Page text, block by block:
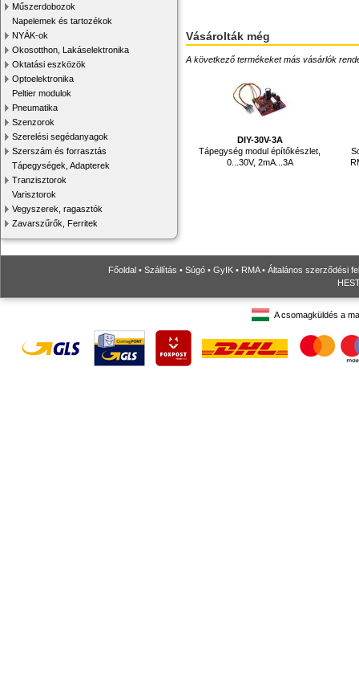
Műszerdobozok
Napelemek és tartozékok
NYÁK-ok
Okosotthon, Lakáselektronika
Oktatási eszközök
Optoelektronika
Peltier modulok
Pneumatika
Szenzorok
Szerelési segédanyagok
Szerszám és forrasztás
Tápegységek, Adapterek
Tranzisztorok
Varisztorok
Vegyszerek, ragasztók
Zavarszűrők, Ferritek
Vásárolták még
A következő termékeket más vásárlók
DIY-30V-3A
Tápegység modul építőkészlet,
0...30V, 2mA...3A
Főoldal • Szállítás • Súgó • GyIK • RMA• Általános szerződési
A csomagküldés a